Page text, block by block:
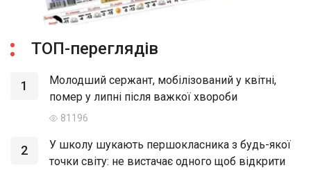
ТОП-переглядів
1
Молодший сержант, мобілізований у квітні,
помер у липні після важкої хвороби
81196
2
У школу шукають першокласника з будь-якої
точки світу: не вистачає одного щоб відкрити